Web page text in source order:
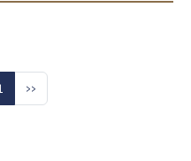
Następna strona
››